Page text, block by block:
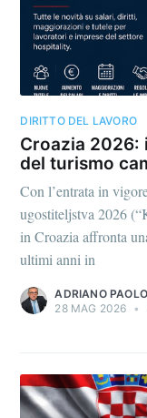
DIRITTO DEL LAVORO
Croazia
del turismo
Con l’entrata in
ugostiteljstva 2026
in Croazia affronta
ultimi anni in
ADRIANO
28 MAG 2026 •